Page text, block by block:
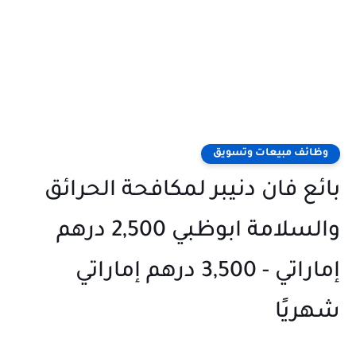
وظائف مبيعات وتسويق
بائع فان دنيبر لمكافحة الحرائق
والسلامة ابوظبي 2,500 درهم
إماراتي - 3,500 درهم إماراتي
شهريًا